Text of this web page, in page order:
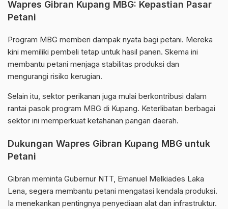
Wapres Gibran Kupang MBG: Kepastian Pasar
Petani
Program MBG memberi dampak nyata bagi petani. Mereka
kini memiliki pembeli tetap untuk hasil panen. Skema ini
membantu petani menjaga stabilitas produksi dan
mengurangi risiko kerugian.
Selain itu, sektor perikanan juga mulai berkontribusi dalam
rantai pasok program MBG di Kupang. Keterlibatan berbagai
sektor ini memperkuat ketahanan pangan daerah.
Dukungan Wapres Gibran Kupang MBG untuk
Petani
Gibran meminta Gubernur NTT, Emanuel Melkiades Laka
Lena, segera membantu petani mengatasi kendala produksi.
Ia menekankan pentingnya penyediaan alat dan infrastruktur.